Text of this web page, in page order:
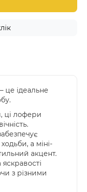
це ідеальне
ці лофери
а міні-
акцент.
з різними